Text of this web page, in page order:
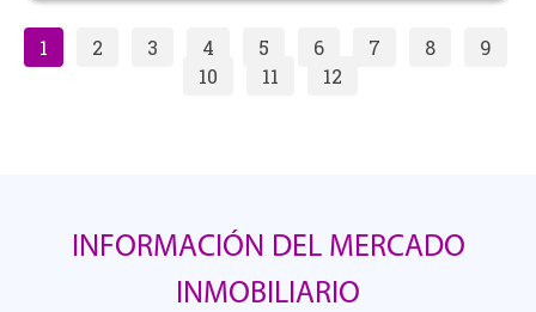
1 2 3 4 5 6 7 8
9
10
11 12
INFORMACIÓN DEL MERCADO
INMOBILIARIO